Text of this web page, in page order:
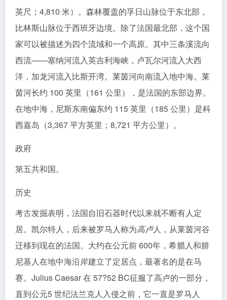
英尺；4,810 米）。森林覆盖的孚日山脉位于东北部，
比林斯山脉位于西班牙边境。除了法国最北部，这个国
家可以被描述为四个流域和一个高原。其中三条溪流向
西流——塞纳河流入英吉利海峡，卢瓦尔河流入大西
洋，加龙河流入比斯开湾。莱茵河向南流入地中海。莱
茵河长约 100 英里（161 公里），是法国的东部边界。
在地中海，尼斯东南偏东约 115 英里（185 公里）是科
西嘉岛（3,367 平方英里；8,721 平方公里）。
政府
第五共和国。
历史
考古发掘表明，法国自旧石器时代以来就不断有人定
居。凯尔特人，后来被罗马人称为高卢人，从莱茵河谷
迁移到现在的法国。大约在公元前 600年，希腊人和腓
尼基人在地中海沿岸建立了定居点，最著名的是在马
赛。Julius Caesar 在 57?52 BC征服了高卢的一部分，
直到公元5 世纪法兰克人入侵之前，它一直是罗马人